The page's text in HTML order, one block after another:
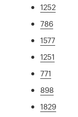
1252
786
1577
1251
771
898
1829